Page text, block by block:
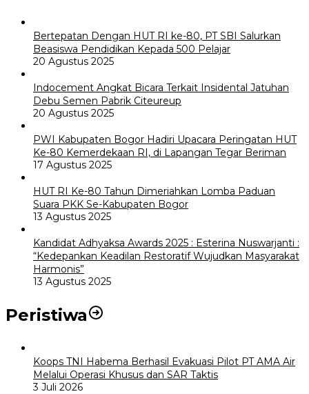
Bertepatan Dengan HUT RI ke-80, PT SBI Salurkan
Beasiswa Pendidikan Kepada 500 Pelajar
20 Agustus 2025
Indocement Angkat Bicara Terkait Insidental Jatuhan
Debu Semen Pabrik Citeureup
20 Agustus 2025
PWI Kabupaten Bogor Hadiri Upacara Peringatan HUT
Ke-80 Kemerdekaan RI, di Lapangan Tegar Beriman
17 Agustus 2025
HUT RI Ke-80 Tahun Dimeriahkan Lomba Paduan
Suara PKK Se-Kabupaten Bogor
13 Agustus 2025
Kandidat Adhyaksa Awards 2025 : Esterina Nuswarjanti :
“Kedepankan Keadilan Restoratif Wujudkan Masyarakat
Harmonis”
13 Agustus 2025
Peristiwa
Koops TNI Habema Berhasil Evakuasi Pilot PT AMA Air
Melalui Operasi Khusus dan SAR Taktis
3 Juli 2026